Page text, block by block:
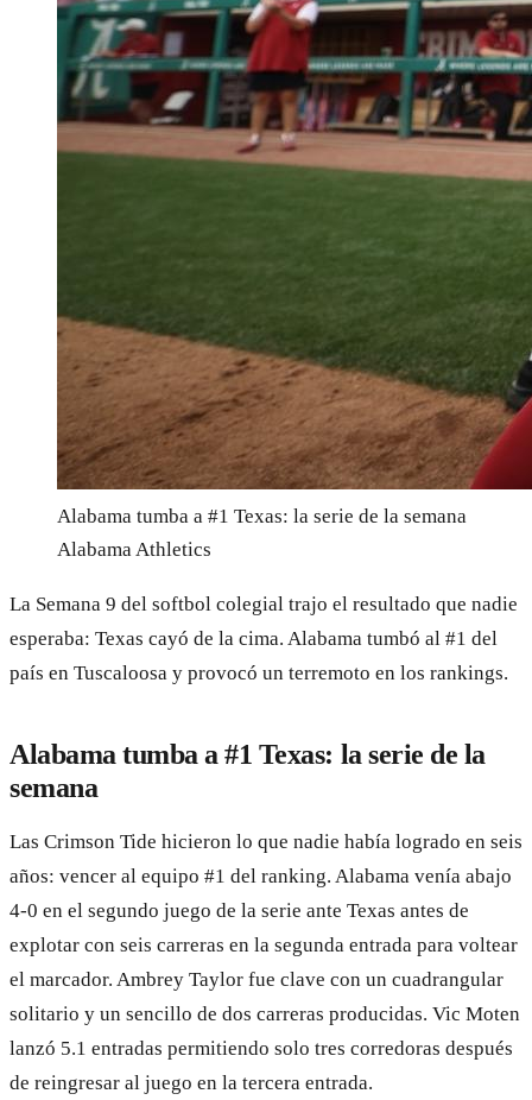
Alabama tumba a #1 Texas: la serie de la semana
Alabama Athletics
La Semana 9 del softbol colegial trajo el resultado que nadie
esperaba: Texas cayó de la cima. Alabama tumbó al #1 del
país en Tuscaloosa y provocó un terremoto en los rankings.
Alabama tumba a #1 Texas: la serie de la
semana
Las Crimson Tide hicieron lo que nadie había logrado en seis
años: vencer al equipo #1 del ranking. Alabama venía abajo
4-0 en el segundo juego de la serie ante Texas antes de
explotar con seis carreras en la segunda entrada para voltear
el marcador. Ambrey Taylor fue clave con un cuadrangular
solitario y un sencillo de dos carreras producidas. Vic Moten
lanzó 5.1 entradas permitiendo solo tres corredoras después
de reingresar al juego en la tercera entrada.